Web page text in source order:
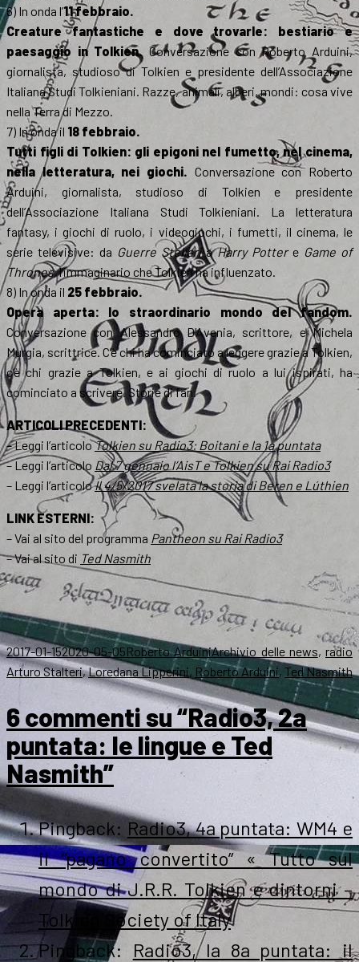
6) In onda l’11 febbraio.
Creature fantastiche e dove trovarle: bestiario e
paesaggio in Tolkien. Conversazione con Roberto Arduini,
giornalista, studioso di Tolkien e presidente dell’Associazione
Italiana Studi Tolkieniani. Razze, animali, alberi, mondi: cosa vive
nella Terra di Mezzo.
7) In onda il 18 febbraio.
Tutti figli di Tolkien: gli epigoni nel fumetto, nel cinema,
nella letteratura, nei giochi. Conversazione con Roberto
Arduini, giornalista, studioso di Tolkien e presidente
dell’Associazione Italiana Studi Tolkieniani. La letteratura
fantasy, i giochi di ruolo, i videogiochi, i fumetti, il cinema, le
serie televisive: da Guerre StellariaHarry Pottere Game of
Thrones, l’immaginario che Tolkien ha influenzato.
8) In onda il 25 febbraio.
Opera aperta: lo straordinario mondo del fandom.
Conversazione con Alessandro D’Avenia, scrittore, e Michela
Murgia, scrittrice. C’è chi ha cominciato a leggere grazie a Tolkien,
c’è chi grazie a Tolkien, e ai giochi di ruolo a lui ispirati, ha
cominciato a scrivere. Storie di fan.
ARTICOLI PRECEDENTI:
– Leggi l’articoloTolkien su Radio3: Boitani e la 1a puntata
– Leggi l’articolo Dal 7 gennaio l’AisT e Tolkien su Rai Radio3
– Leggi l’articoloIl 4/5/2017 svelata la storia di Beren e Lúthien
LINK ESTERNI:
– Vai al sito del programma Pantheon su Rai Radio3
– Vai al sito di Ted Nasmith
.
Scritto
il
2017-01-152020-05-05Autore
Roberto ArduiniCategorie
Archivio delle news, radio
Arturo Stalteri,Loredana Lipperini, Roberto Arduini, Ted Nasmith
6 commenti su “Radio3, 2a
puntata: le lingue e Ted
Nasmith”
Pingback: Radio3, 4a puntata: WM4 e
il “pagano convertito” « Tutto sul
mondo di J.R.R. Tolkien e dintorni –
Tolkien Society of Italy
Pingback: Radio3, la 8a puntata: il